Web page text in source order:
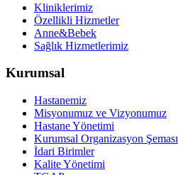
Kliniklerimiz
Özellikli Hizmetler
Anne&Bebek
Sağlık Hizmetlerimiz
Kurumsal
Hastanemiz
Misyonumuz ve Vizyonumuz
Hastane Yönetimi
Kurumsal Organizasyon Şeması
İdari Birimler
Kalite Yönetimi